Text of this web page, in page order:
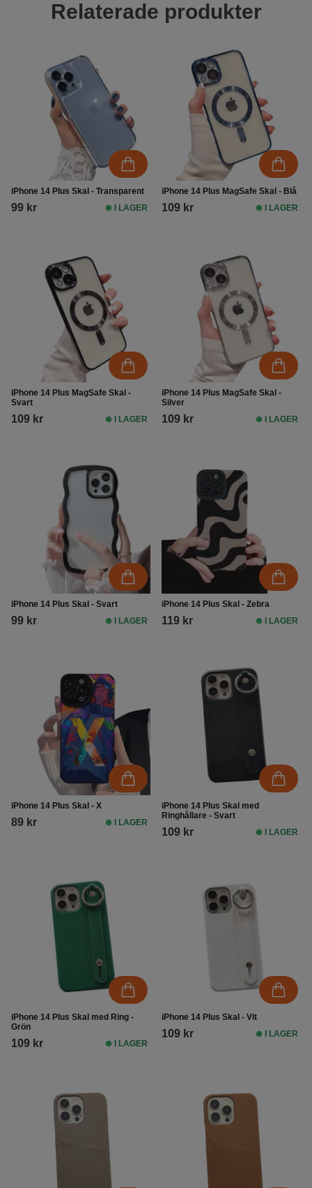
Relaterade produkter
iPhone 14 Plus Skal - Transparent
99 kr I LAGER
iPhone 14 Plus MagSafe Skal - Blå
109 kr I LAGER
iPhone 14 Plus MagSafe Skal -
Svart
109 kr I LAGER
iPhone 14 Plus MagSafe Skal -
Silver
109 kr I LAGER
iPhone 14 Plus Skal - Svart
99 kr I LAGER
iPhone 14 Plus Skal - Zebra
119 kr I LAGER
iPhone 14 Plus Skal - X
89 kr I LAGER
iPhone 14 Plus Skal med
Ringhållare - Svart
109 kr I LAGER
iPhone 14 Plus Skal med Ring -
Grön
109 kr I LAGER
iPhone 14 Plus Skal - Vit
109 kr I LAGER